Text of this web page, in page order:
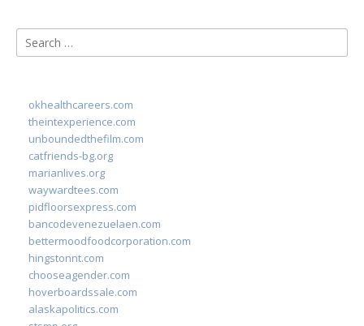
Search
for:
okhealthcareers.com
theintexperience.com
unboundedthefilm.com
catfriends-bg.org
marianlives.org
waywardtees.com
pidfloorsexpress.com
bancodevenezuelaen.com
bettermoodfoodcorporation.com
hingstonnt.com
chooseagender.com
hoverboardssale.com
alaskapolitics.com